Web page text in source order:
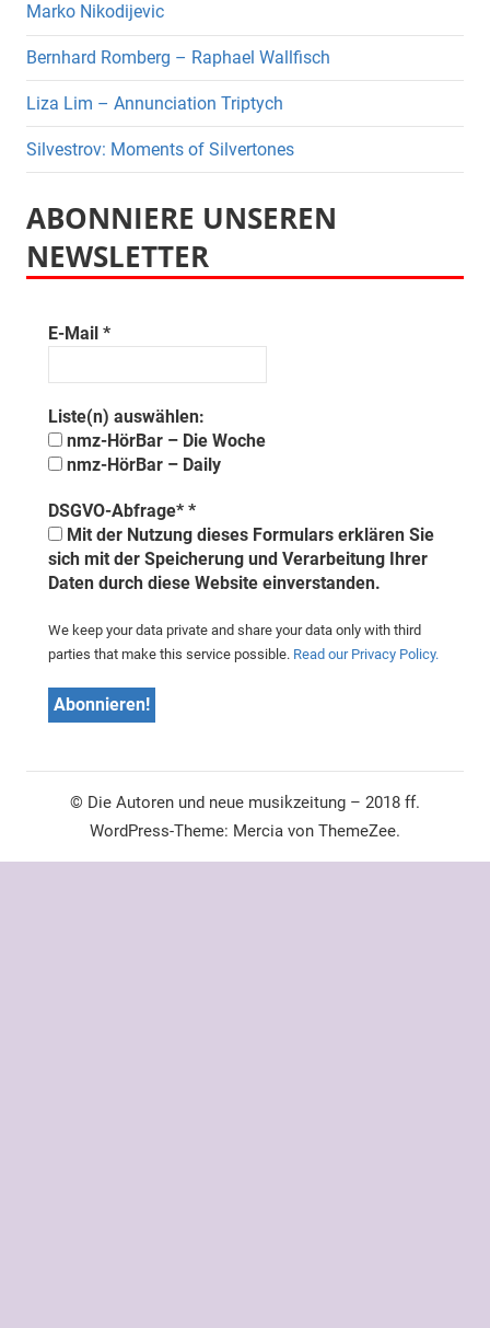
Marko Nikodijevic
Bernhard Romberg – Raphael Wallfisch
Liza Lim – Annunciation Triptych
Silvestrov: Moments of Silvertones
ABONNIERE UNSEREN
NEWSLETTER
E-Mail *
Liste(n) auswählen:
nmz-HörBar – Die Woche
nmz-HörBar – Daily
DSGVO-Abfrage* *
Mit der Nutzung dieses Formulars erklären Sie
sich mit der Speicherung und Verarbeitung Ihrer
Daten durch diese Website einverstanden.
We keep your data private and share your data only with third
parties that make this service possible. Read our Privacy Policy.
© Die Autoren und neue musikzeitung – 2018 ff.
WordPress-Theme: Mercia von ThemeZee.